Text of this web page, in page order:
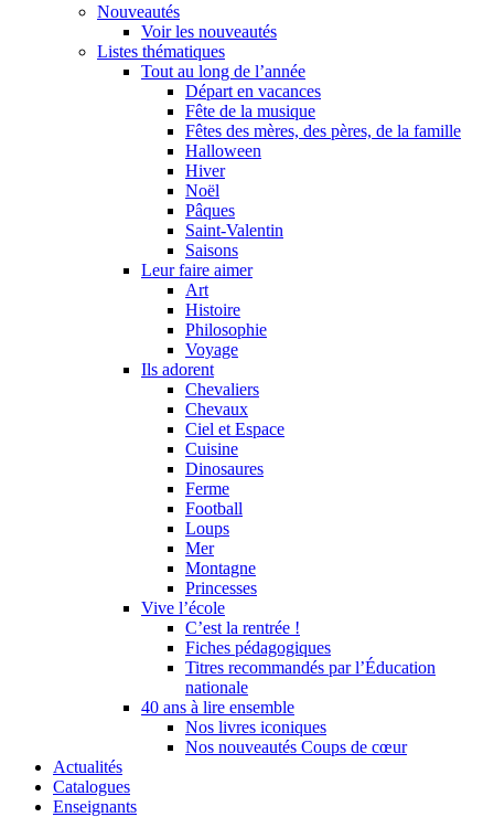
Nouveautés
Voir les nouveautés
Listes thématiques
Tout au long de l’année
Départ en vacances
Fête de la musique
Fêtes des mères, des pères, de la famille
Halloween
Hiver
Noël
Pâques
Saint-Valentin
Saisons
Leur faire aimer
Art
Histoire
Philosophie
Voyage
Ils adorent
Chevaliers
Chevaux
Ciel et Espace
Cuisine
Dinosaures
Ferme
Football
Loups
Mer
Montagne
Princesses
Vive l’école
C’est la rentrée !
Fiches pédagogiques
Titres recommandés par l’Éducation
nationale
40 ans à lire ensemble
Nos livres iconiques
Nos nouveautés Coups de cœur
Actualités
Catalogues
Enseignants